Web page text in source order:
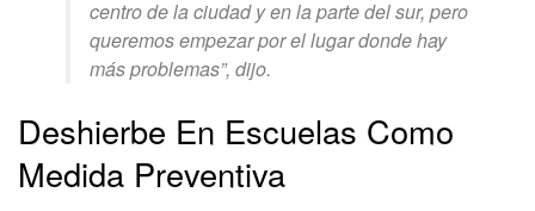
centro de la ciudad y en la parte del sur, pero
queremos empezar por el lugar donde hay
más problemas”, dijo.
Deshierbe En Escuelas Como
Medida Preventiva